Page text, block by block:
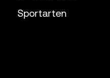
Sportarten